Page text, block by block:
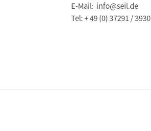
E-Mail: info@seil.de
Tel: + 49 (0) 37291 / 3930